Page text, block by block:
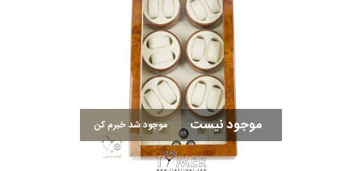
موجود نیست موجود شد خبرم کن